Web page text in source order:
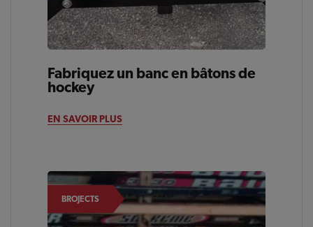
Fabriquez un banc en bâtons de
hockey
EN SAVOIR PLUS
BROJECTS